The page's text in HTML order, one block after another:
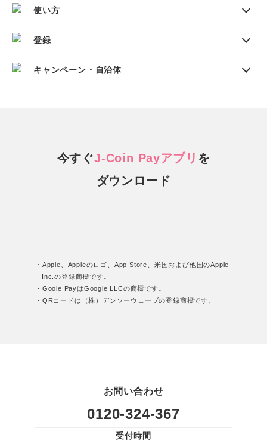
使い方
登録
キャンペーン・自治体
今すぐJ-Coin Payアプリ を
ダウンロード
・Apple、Appleのロゴ、App Store、米国および他国のApple
Inc.の登録商標です。
・Goole PayはGoogle LLCの商標です。
・QRコードは（株）デンソーウェーブの登録商標です。
お問い合わせ
0120-324-367
受付時間